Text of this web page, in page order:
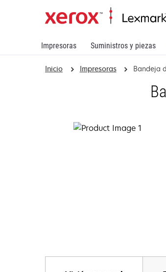
Impresoras Suministros y piezas
Inicio Impresoras Bandeja